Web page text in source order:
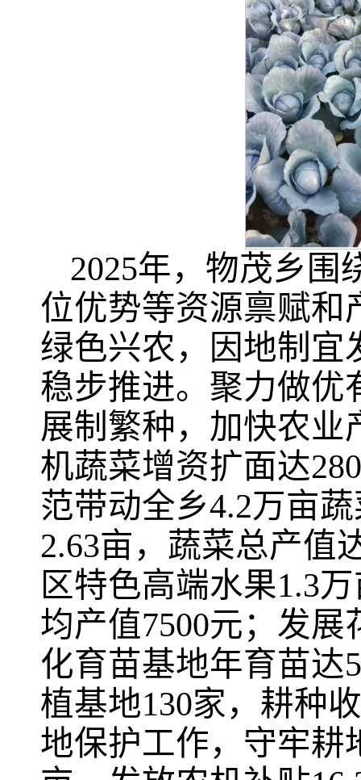
2025年，物茂乡围
位优势等资源禀赋和
绿色兴农，因地制宜
稳步推进。聚力做优
展制繁种，加快农业
机蔬菜增资扩面达
范带动全乡4.2万亩
2.63亩，蔬菜总产值
区特色高端水果1.3
均产值7500元；发
化育苗基地年育苗达
植基地130家，耕种
地保护工作，守牢耕